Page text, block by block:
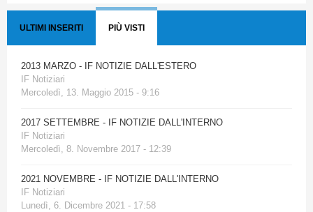
ULTIMI INSERITI PIÙ VISTI
2013 MARZO - IF NOTIZIE DALL'ESTERO
IF Notiziari
Mercoledì, 13. Maggio 2015 - 9:16
2017 SETTEMBRE - IF NOTIZIE DALL'INTERNO
IF Notiziari
Mercoledì, 8. Novembre 2017 - 12:39
2021 NOVEMBRE - IF NOTIZIE DALL'INTERNO
IF Notiziari
Lunedì, 6. Dicembre 2021 - 17:58